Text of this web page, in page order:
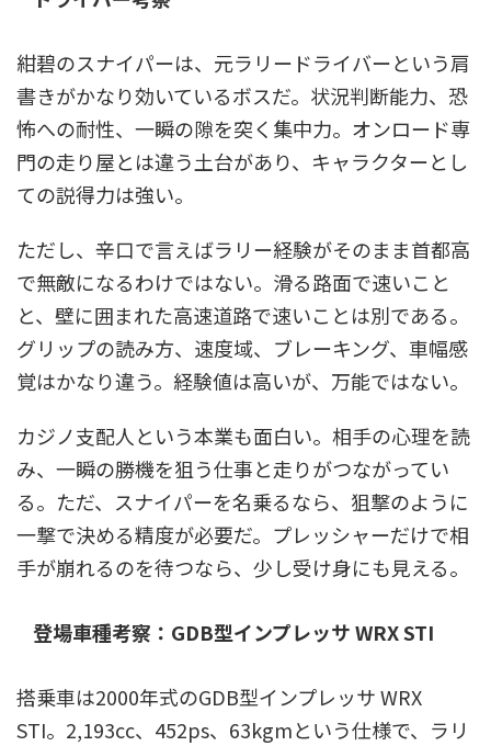
紺碧のスナイパーは、元ラリードライバーという肩
書きがかなり効いているボスだ。状況判断能力、恐
怖への耐性、一瞬の隙を突く集中力。オンロード専
門の走り屋とは違う土台があり、キャラクターとし
ての説得力は強い。
ただし、辛口で言えばラリー経験がそのまま首都高
で無敵になるわけではない。滑る路面で速いこと
と、壁に囲まれた高速道路で速いことは別である。
グリップの読み方、速度域、ブレーキング、車幅感
覚はかなり違う。経験値は高いが、万能ではない。
カジノ支配人という本業も面白い。相手の心理を読
み、一瞬の勝機を狙う仕事と走りがつながってい
る。ただ、スナイパーを名乗るなら、狙撃のように
一撃で決める精度が必要だ。プレッシャーだけで相
手が崩れるのを待つなら、少し受け身にも見える。
登場車種考察：GDB型インプレッサ WRX STI
搭乗車は2000年式のGDB型インプレッサ WRX
STI。2,193cc、452ps、63kgmという仕様で、ラリ